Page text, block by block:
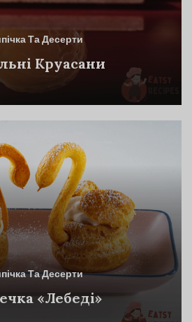
Та Десерти
Круасани
Та Десерти
«Лебеді»